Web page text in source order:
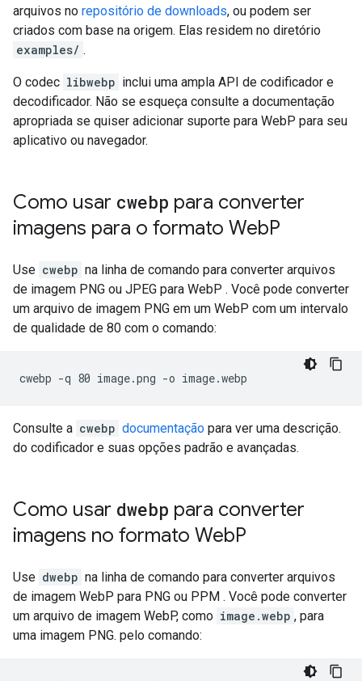
arquivos no repositório de downloads, ou podem ser
criados com base na origem. Elas residem no diretório
examples/ .
O codec libwebp inclui uma ampla API de codificador e
decodificador. Não se esqueça consulte a documentação
apropriada se quiser adicionar suporte para WebP para seu
aplicativo ou navegador.
Como usar cwebp para converter
imagens para o formato WebP
Use cwebp na linha de comando para converter arquivos
de imagem PNG ou JPEG para WebP . Você pode converter
um arquivo de imagem PNG em um WebP com um intervalo
de qualidade de 80 com o comando:
Consulte a cwebp documentação para ver uma descrição.
do codificador e suas opções padrão e avançadas.
Como usar dwebp para converter
imagens no formato WebP
Use dwebp na linha de comando para converter arquivos
de imagem WebP para PNG ou PPM . Você pode converter
um arquivo de imagem WebP, como image.webp , para
uma imagem PNG. pelo comando: